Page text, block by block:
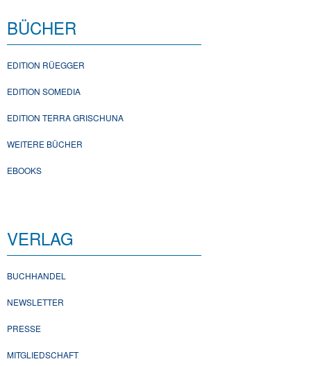
BÜCHER
EDITION RÜEGGER
EDITION SOMEDIA
EDITION TERRA GRISCHUNA
WEITERE BÜCHER
EBOOKS
VERLAG
BUCHHANDEL
NEWSLETTER
PRESSE
MITGLIEDSCHAFT